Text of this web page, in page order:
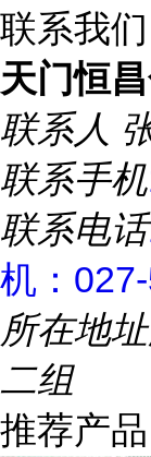
联系我们
天门恒
联系人
联系手机
联系电话
机：
所在地址
二组
推荐产品